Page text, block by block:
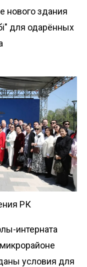
нового здания
для одарённых
РК
интерната
условия для